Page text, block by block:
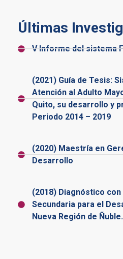
Últimas
V Informe del sistema
(2021) Guía de Tesis:
Atención al Adulto
Quito, su desarrollo y
Periodo 2014 – 2019
(2020) Maestría en
Desarrollo
(2018) Diagnóstico
Secundaria para el
Nueva Región de Ñuble.